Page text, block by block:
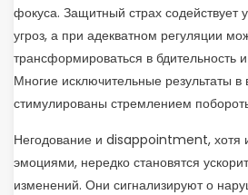
фокуса. Защитный страх содействует
угроз, а при адекватном регуляции
трансформироваться в бдительность
Многие исключительные результаты в
стимулированы стремлением
Негодование и disappointment, хотя
эмоциями, нередко становятся
изменений. Они сигнализируют о